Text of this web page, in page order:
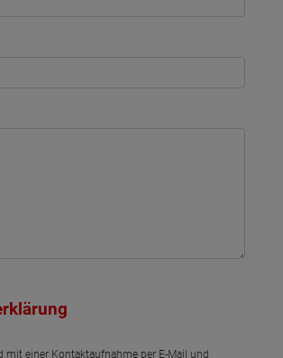
mit einer Kontaktaufnahme per E-Mail und